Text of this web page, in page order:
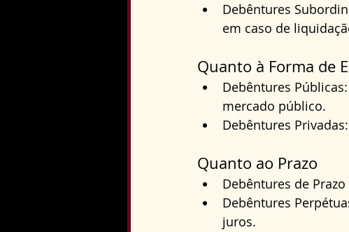
Debêntures
em caso de
Quanto à Forma de
Debêntures
mercado público.
Debêntures
Quanto ao Prazo
Debêntures de
Debêntures
juros.